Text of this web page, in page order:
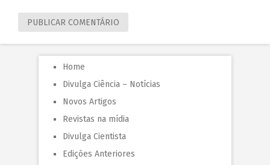
Home
Divulga Ciência – Notícias
Novos Artigos
Revistas na mídia
Divulga Cientista
Edições Anteriores